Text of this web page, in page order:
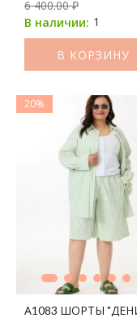
6 400.00 ₽
В наличии: 1
В КОРЗИНУ
20%
А1083 ШОРТЫ